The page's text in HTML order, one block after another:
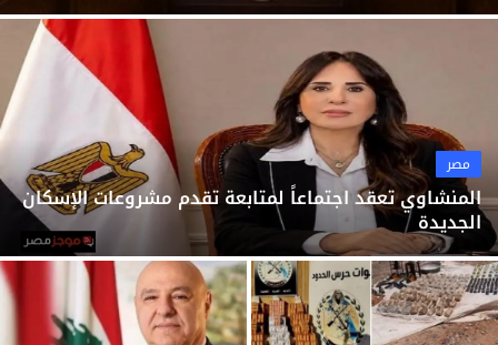
التعليم
منوعات
مصر
المنشاوي تعقد اجتماعاً لمتابعة تقدم مشروعات الإسكان
الجديدة